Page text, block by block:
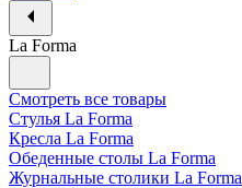
La Forma
Смотреть все товары
Стулья La Forma
Кресла La Forma
Обеденные столы La Forma
Журнальные столики La Forma